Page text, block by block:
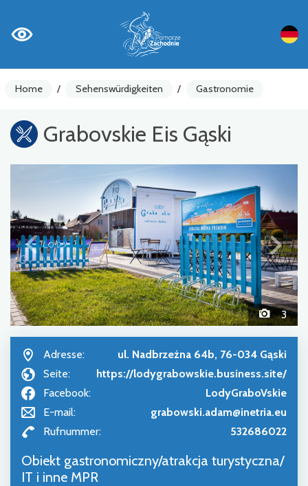
Home / Sehenswürdigkeiten / Gastronomie
Grabovskie Eis Gąski
3
Adresse:
ul. Nadbrzeżna 64b, 76-034 Gąski
Seite:
https://lodygrabowskie.business.site/
Facebook:
LodyGraboVskie
E-mail:
grabowski.adam@inetria.eu
Rufnummer:
532686022
Obiekt gastronomiczny/atrakcja turystyczna/
IT i inne MPR